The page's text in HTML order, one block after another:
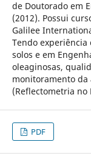
de Doutorado em
(2012). Possui
Galilee
Tendo
solos e em
oleaginosas,
monitoramento da
(Reflectometria no
PDF